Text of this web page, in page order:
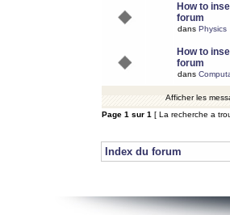
How to
forum
dans Physics
How to
forum
dans
Afficher les
Page 1 sur 1 [ La recherche a
Index du forum